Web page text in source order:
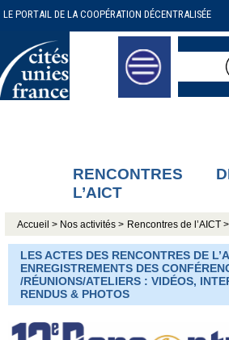
LE PORTAIL DE LA COOPÉRATION DÉCENTRALISÉE
RENCONTRES
L’AICT
Accueil > Nos activités > Rencontres de l’AICT >
LES ACTES DES RENCONTRES DE
ENREGISTREMENTS DES
/RÉUNIONS/ATELIERS : VIDÉOS,
RENDUS & PHOTOS